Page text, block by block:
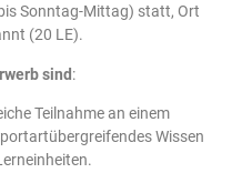
Sonntag-Mittag) statt, Ort
(20 LE).
sind :
Teilnahme an einem
Wissen